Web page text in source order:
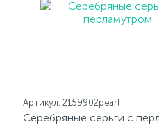
Артикул: 2159902pearl
Серебряные серьги с